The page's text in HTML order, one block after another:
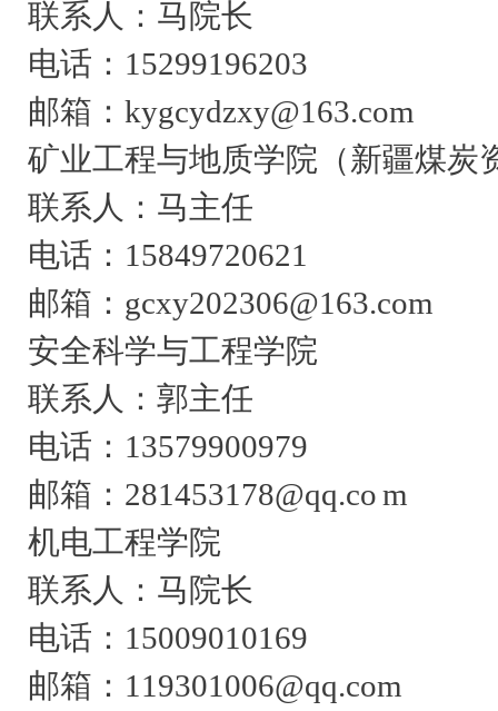
联系人：马院长
电话：15299196203
邮箱：kygcydzxy@163.com
矿业工程与地质学院（新疆煤炭
联系人：马主任
电话：15849720621
邮箱：gcxy202306@163.com
安全科学与工程学院
联系人：郭主任
电话：13579900979
邮箱：281453178@qq.co m
机电工程学院
联系人：马院长
电话：15009010169
邮箱：119301006@qq.com